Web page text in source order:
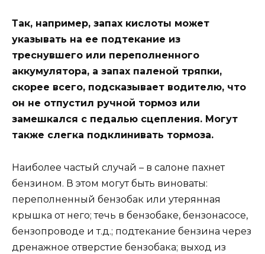
Так, например, запах кислоты может
указывать на ее подтекание из
треснувшего или переполненного
аккумулятора, а запах паленой тряпки,
скорее всего, подсказывает водителю, что
он не отпустил ручной тормоз или
замешкался с педалью сцепления. Могут
также слегка подклинивать тормоза.
Наиболее частый случай – в салоне пахнет
бензином. В этом могут быть виноваты:
переполненный бензобак или утерянная
крышка от него; течь в бензобаке, бензонасосе,
бензопроводе и т.д.; подтекание бензина через
дренажное отверстие бензобака; выход из